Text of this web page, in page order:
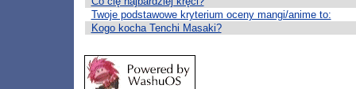
Twoje podstawowe kryterium oceny mangi/anime to:
Kogo kocha Tenchi Masaki?